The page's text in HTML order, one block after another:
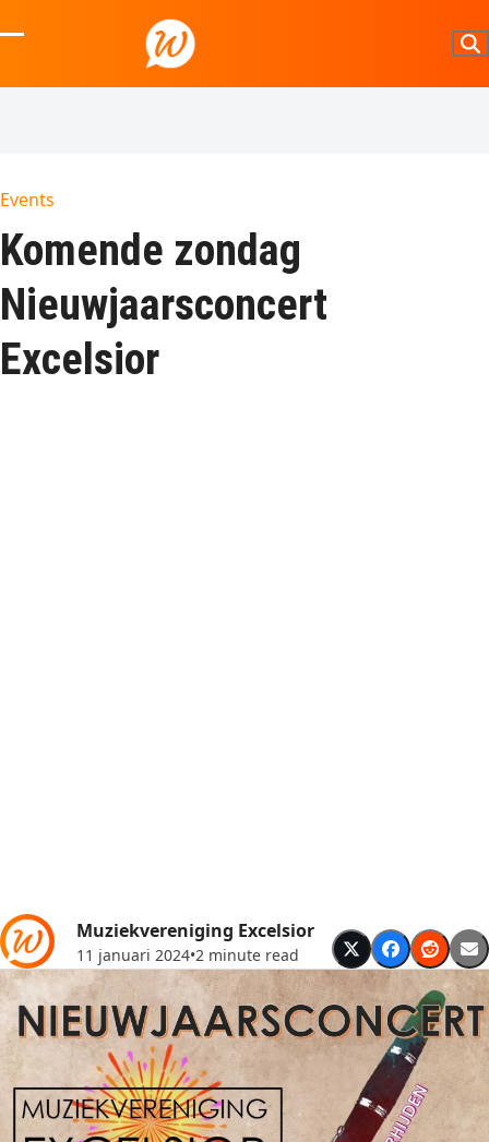
to
mobile
mobile
Events
Komende zondag
Nieuwjaarsconcert
Excelsior
Muziekvereniging Excelsior
11 januari 2024•2 minute read